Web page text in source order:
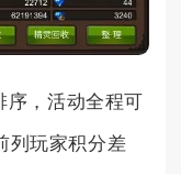
序，活动全程可
列玩家积分差